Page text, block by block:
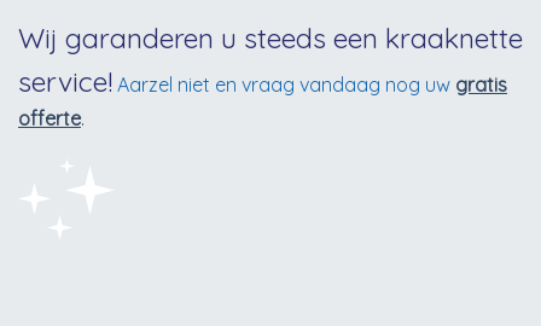
Wij garanderen u steeds een kraaknette
service! Aarzel niet en vraag vandaag nog uw gratis
offerte.